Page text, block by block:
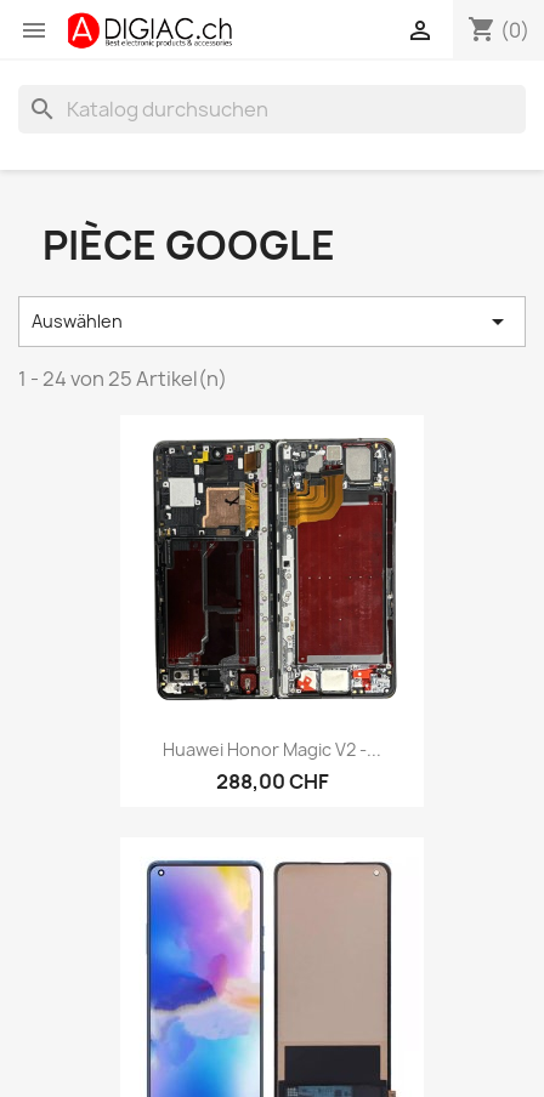
 shopping_cart (0)

search
PIÈCE GOOGLE
Auswählen 
1 - 24 von 25 Artikel(n)
Huawei Honor Magic V2 -...
288,00 CHF